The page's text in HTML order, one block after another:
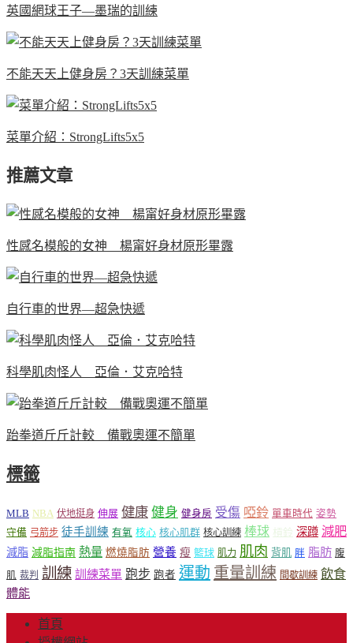
英國網球王子—墨瑞的訓練
不能天天上健身房？3天訓練菜單
菜單介紹：StrongLifts5x5
推薦文章
性感名模般的女神 楊甯好身材原形畢露
自行車的世界—超急快遞
科學肌肉怪人 亞倫．艾克哈特
跆拳道斤斤計較 備戰奧運不簡單
標籤
MLB NBA 伏地挺身 伸展 健康 健身 健身房 受傷 啞鈴 單車時代 姿勢
守備 弓箭步 徒手訓練 有氧 核心 核心肌群 核心訓練 棒球 槓鈴 深蹲 減肥
減脂 減脂指南 熱量 燃燒脂肪 營養 瘦 籃球 肌力 肌肉 背肌 胖 脂肪 腹
肌 裁判 訓練 訓練菜單 跑步 跑者 運動 重量訓練 間歇訓練 飲食
體能
首頁